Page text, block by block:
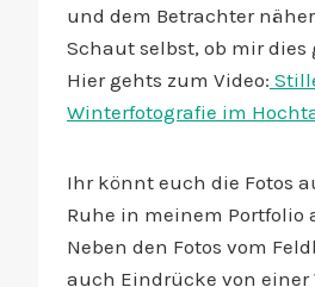
und dem Betrachter
Schaut selbst, ob mir dies
Hier gehts zum Video:
Winterfotografie im
Ihr könnt euch die Fotos
Ruhe in meinem Portfolio
Neben den Fotos vom
auch Eindrücke von einer